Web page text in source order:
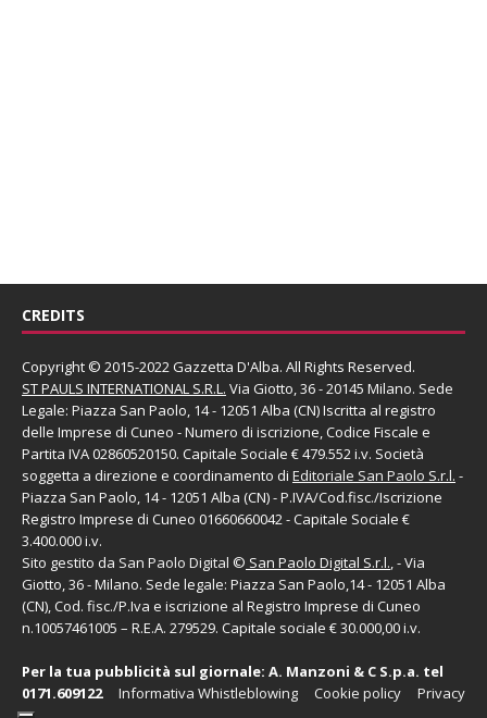
CREDITS
Copyright © 2015-2022 Gazzetta D'Alba. All Rights Reserved.
ST PAULS INTERNATIONAL S.R.L. Via Giotto, 36 - 20145 Milano. Sede
Legale: Piazza San Paolo, 14 - 12051 Alba (CN) Iscritta al registro
delle Imprese di Cuneo - Numero di iscrizione, Codice Fiscale e
Partita IVA 02860520150. Capitale Sociale € 479.552 i.v. Società
soggetta a direzione e coordinamento di Editoriale San Paolo S.r.l. -
Piazza San Paolo, 14 - 12051 Alba (CN) - P.IVA/Cod.fisc./Iscrizione
Registro Imprese di Cuneo 01660660042 - Capitale Sociale €
3.400.000 i.v.
Sito gestito da San Paolo Digital © San Paolo Digital S.r.l., - Via
Giotto, 36 - Milano. Sede legale: Piazza San Paolo,14 - 12051 Alba
(CN), Cod. fisc./P.Iva e iscrizione al Registro Imprese di Cuneo
n.10057461005 – R.E.A. 279529. Capitale sociale € 30.000,00 i.v.
Per la tua pubblicità sul giornale: A. Manzoni & C S.p.a. tel
0171.609122
Privacy
Cookie policy
Informativa Whistleblowing